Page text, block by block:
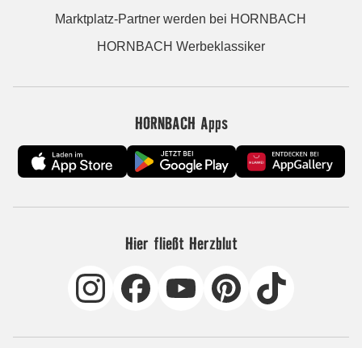
Marktplatz-Partner werden bei HORNBACH
HORNBACH Werbeklassiker
HORNBACH Apps
Hier fließt Herzblut